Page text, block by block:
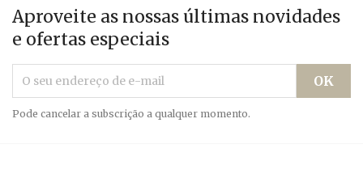
Aproveite as nossas últimas novidades
e ofertas especiais
Pode cancelar a subscrição a qualquer momento.